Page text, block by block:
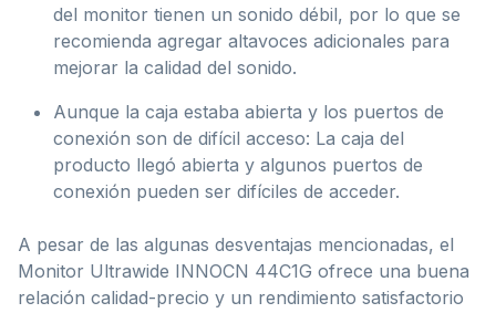
del monitor tienen un sonido débil, por lo que se
recomienda agregar altavoces adicionales para
mejorar la calidad del sonido.
Aunque la caja estaba abierta y los puertos de
conexión son de difícil acceso: La caja del
producto llegó abierta y algunos puertos de
conexión pueden ser difíciles de acceder.
A pesar de las algunas desventajas mencionadas, el
Monitor Ultrawide INNOCN 44C1G ofrece una buena
relación calidad-precio y un rendimiento satisfactorio